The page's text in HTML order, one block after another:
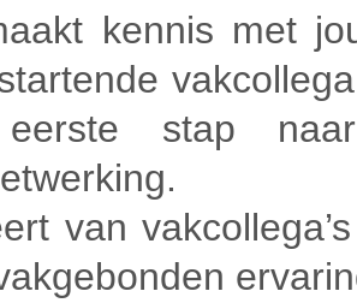
kennis met
stap
van